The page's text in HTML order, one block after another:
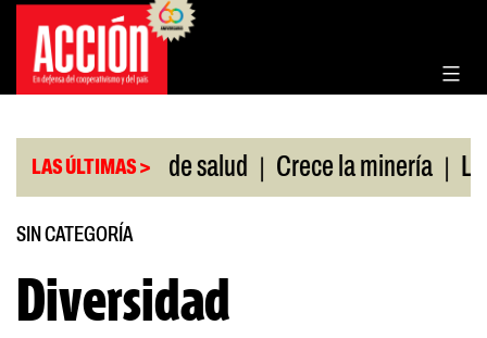
Saltar
contenido
LAS ÚLTIMAS >
cobertura de salud | Crece la minería | La
SIN CATEGORÍA
Diversidad